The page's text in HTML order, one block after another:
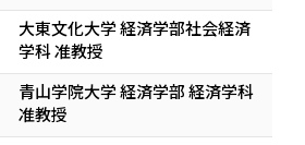
大東文化大学 経済学部社会経済
学科 准教授
青山学院大学 経済学部 経済学科
准教授